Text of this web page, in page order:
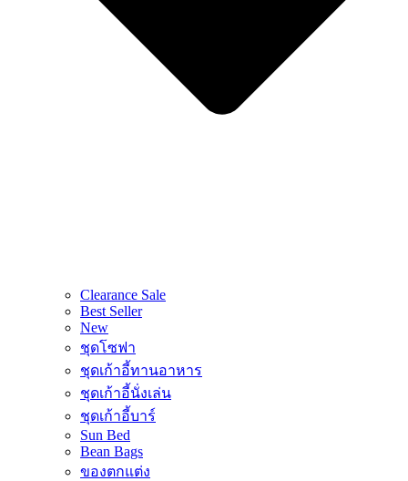
Clearance Sale
Best Seller
New
ชุดโซฟา
ชุดเก้าอี้ทานอาหาร
ชุดเก้าอี้นั่งเล่น
ชุดเก้าอี้บาร์
Sun Bed
Bean Bags
ของตกแต่ง